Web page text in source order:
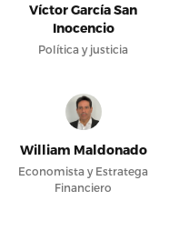
Víctor García San
Inocencio
Política y justicia
William Maldonado
Economista y Estratega
Financiero